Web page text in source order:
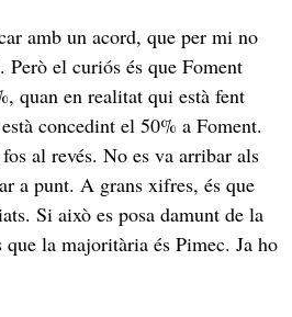
amb un acord, que per mi no
Però el curiós és que Foment
quan en realitat qui està fent
concedint el 50% a Foment.
al revés. No es va arribar als
a punt. A grans xifres, és que
Si això es posa damunt de la
que la majoritària és Pimec. Ja ho